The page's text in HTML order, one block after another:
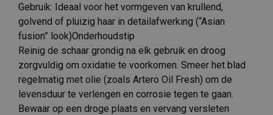
Gebruik: Ideaal voor het vormgeven van krullend,
golvend of pluizig haar in detailafwerking (“Asian
fusion” look)Onderhoudstip
Reinig de schaar grondig na elk gebruik en droog
zorgvuldig om oxidatie te voorkomen. Smeer het blad
regelmatig met olie (zoals Artero Oil Fresh) om de
levensduur te verlengen en corrosie tegen te gaan.
Bewaar op een droge plaats en vervang versleten